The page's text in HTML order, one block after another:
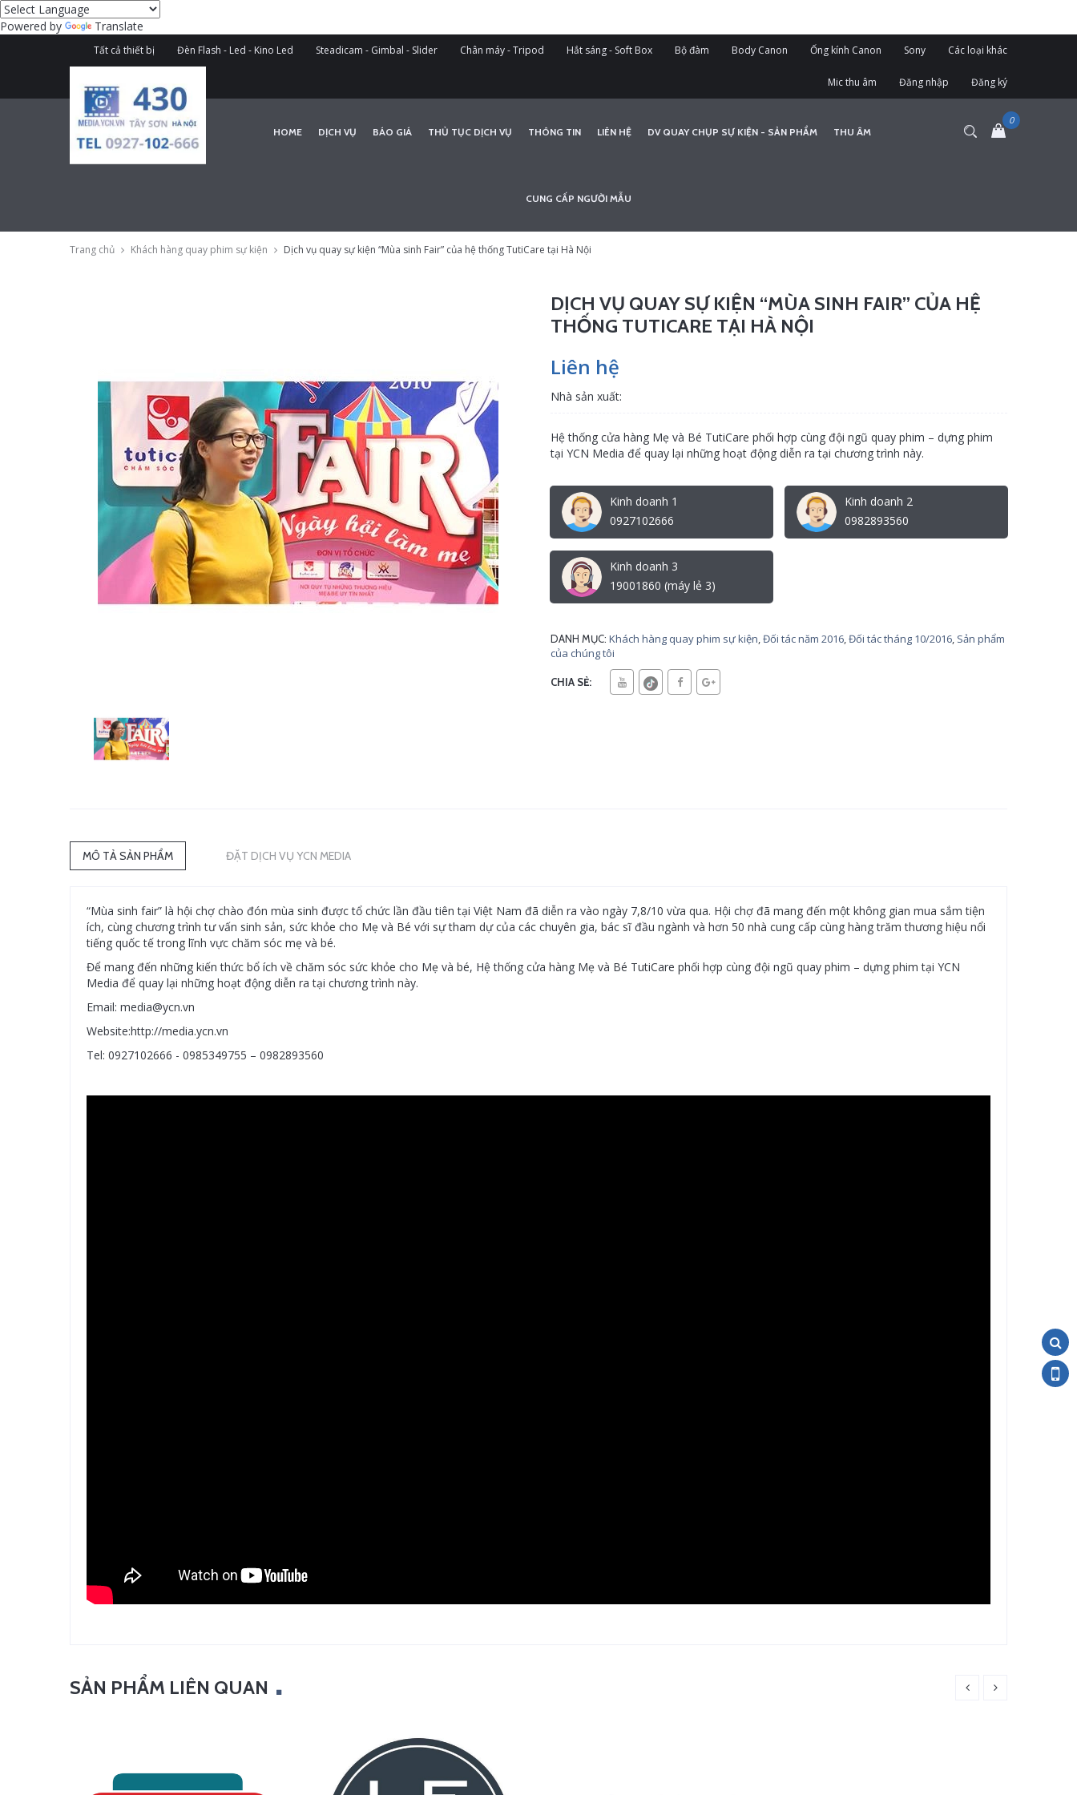
Powered by Translate
Tất cả thiết bị Đèn Flash - Led - Kino Led Steadicam - Gimbal - Slider Chân máy - Tripod Hắt sáng - Soft Box Bộ đàm Body Canon Ống kính Canon Sony Các loại khác
Mic thu âm Đăng nhập Đăng ký
HOME DỊCH VỤ BÁO GIÁ THỦ TỤC DỊCH VỤ THÔNG TIN LIÊN HỆ DV QUAY CHỤP SỰ KIỆN - SẢN PHẨM THU ÂM
CUNG CẤP NGƯỜI MẪU
Trang chủ Khách hàng quay phim sự kiện Dịch vụ quay sự kiện “Mùa sinh Fair” của hệ thống TutiCare tại Hà Nội
DỊCH VỤ QUAY SỰ KIỆN “MÙA SINH FAIR” CỦA HỆ
THỐNG TUTICARE TẠI HÀ NỘI
Liên hệ
Nhà sản xuất:
Hệ thống cửa hàng Mẹ và Bé TutiCare phối hợp cùng đội ngũ quay phim – dựng phim
tại YCN Media để quay lại những hoạt động diễn ra tại chương trình này.
Kinh doanh 1
0927102666
Kinh doanh 2
0982893560
Kinh doanh 3
19001860 (máy lẻ 3)
DANH MỤC: Khách hàng quay phim sự kiện,Đối tác năm 2016,Đối tác tháng 10/2016, Sản phẩm
của chúng tôi
CHIA SẺ:
MÔ TẢ SẢN PHẨM ĐẶT DỊCH VỤ YCN MEDIA
“Mùa sinh fair” là hội chợ chào đón mùa sinh được tổ chức lần đầu tiên tại Việt Nam đã diễn ra vào ngày 7,8/10 vừa qua. Hội chợ đã mang đến một không gian mua sắm tiện
ích, cùng chương trình tư vấn sinh sản, sức khỏe cho Mẹ và Bé với sự tham dự của các chuyên gia, bác sĩ đầu ngành và hơn 50 nhà cung cấp cùng hàng trăm thương hiệu nổi
tiếng quốc tế trong lĩnh vực chăm sóc mẹ và bé.
Để mang đến những kiến thức bổ ích về chăm sóc sức khỏe cho Mẹ và bé, Hệ thống cửa hàng Mẹ và Bé TutiCare phối hợp cùng đội ngũ quay phim – dựng phim tại YCN
Media để quay lại những hoạt động diễn ra tại chương trình này.
Email: media@ycn.vn
Website:http://media.ycn.vn
Tel: 0927102666 - 0985349755 – 0982893560
SẢN PHẨM LIÊN QUAN